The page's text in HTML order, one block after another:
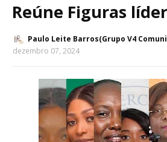
Reúne Figuras
Paulo Leite Barros(Grupo V4
dezembro 07, 2024